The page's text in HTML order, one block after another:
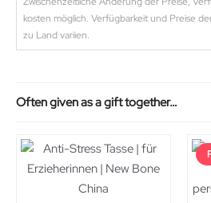
kosten möglich. Verfügbarkeit und Preise
zu Land variien.
Often given as a gift together…